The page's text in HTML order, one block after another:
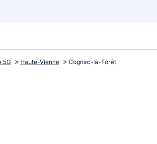
5G Haute-Vienne Cognac-la-Forêt